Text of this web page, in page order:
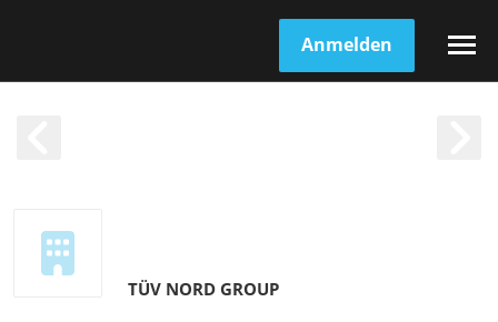
Anmelden
TÜV NORD GROUP